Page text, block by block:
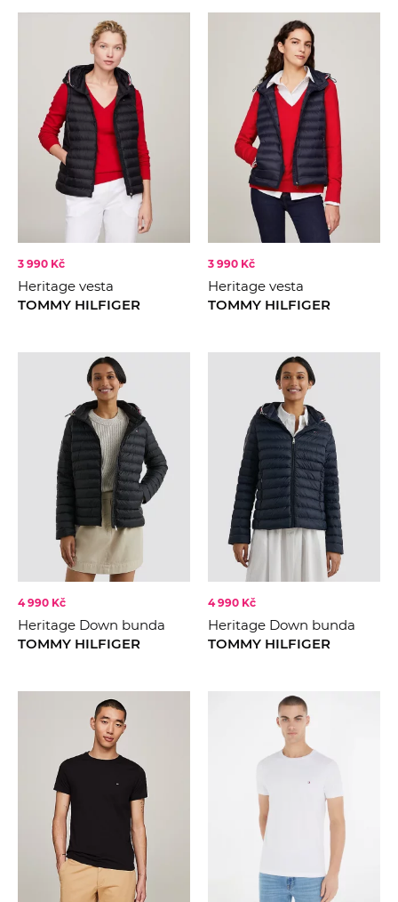
3 990 Kč
Heritage vesta
TOMMY HILFIGER
3 990 Kč
Heritage vesta
TOMMY HILFIGER
4 990 Kč
Heritage Down bunda
TOMMY HILFIGER
4 990 Kč
Heritage Down bunda
TOMMY HILFIGER